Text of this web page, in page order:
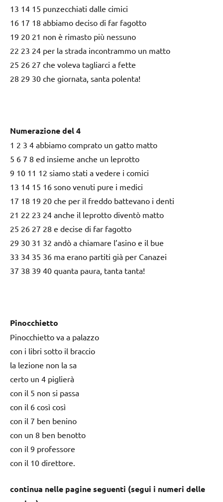
13 14 15 punzecchiati dalle cimici
16 17 18 abbiamo deciso di far fagotto
19 20 21 non è rimasto più nessuno
22 23 24 per la strada incontrammo un matto
25 26 27 che voleva tagliarci a fette
28 29 30 che giornata, santa polenta!
Numerazione del 4
1 2 3 4 abbiamo comprato un gatto matto
5 6 7 8 ed insieme anche un leprotto
9 10 11 12 siamo stati a vedere i comici
13 14 15 16 sono venuti pure i medici
17 18 19 20 che per il freddo battevano i denti
21 22 23 24 anche il leprotto diventò matto
25 26 27 28 e decise di far fagotto
29 30 31 32 andò a chiamare l’asino e il bue
33 34 35 36 ma erano partiti già per Canazei
37 38 39 40 quanta paura, tanta tanta!
Pinocchietto
Pinocchietto va a palazzo
con i libri sotto il braccio
la lezione non la sa
certo un 4 piglierà
con il 5 non si passa
con il 6 così così
con il 7 ben benino
con un 8 ben benotto
con il 9 professore
con il 10 direttore.
continua nelle pagine seguenti (segui i numeri delle